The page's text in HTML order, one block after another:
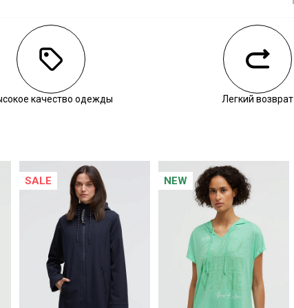
качество одежды Легкий возврат
SALE NEW